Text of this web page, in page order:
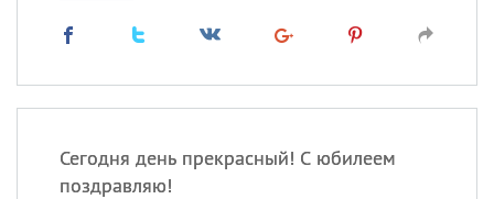
Сегодня день прекрасный! С юбилеем
поздравляю!